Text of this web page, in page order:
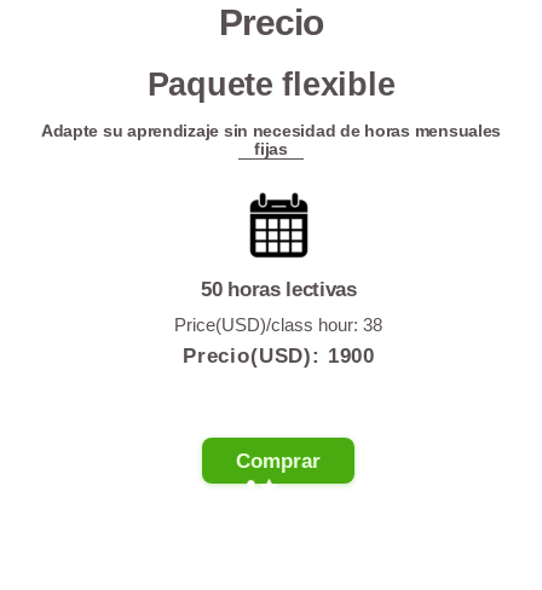
Precio
Paquete flexible
Adapte su aprendizaje sin necesidad de horas mensuales
fijas
50 horas lectivas
Price(USD)/class hour: 38
Precio(USD): 1900
Comprar